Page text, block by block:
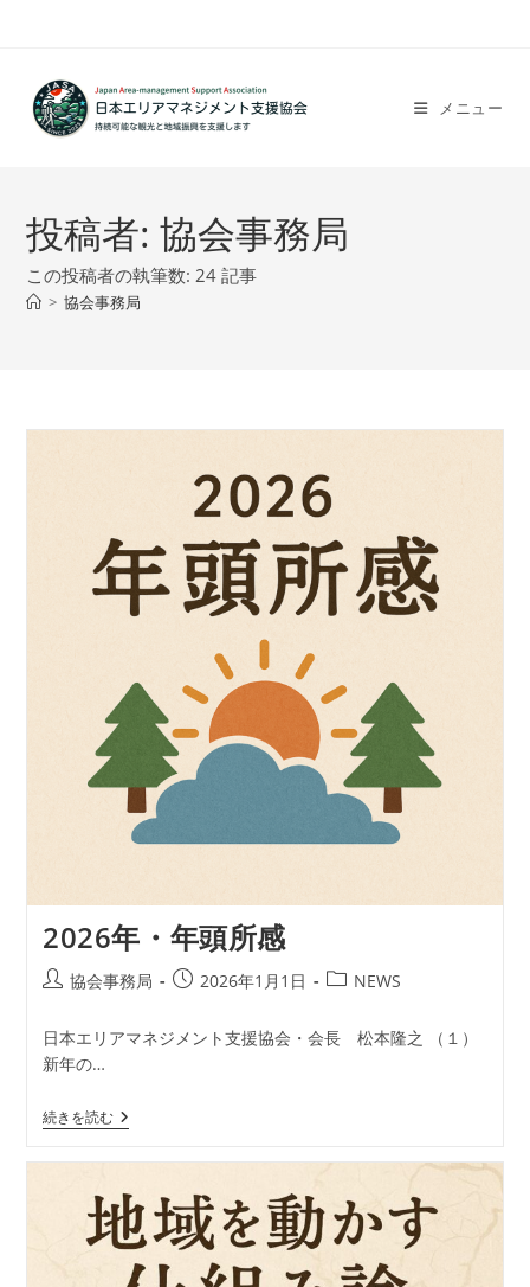
メニュー
投稿者:協会事務局
この投稿者の執筆数: 24 記事
> 協会事務局
2026年・年頭所感
投
者:
協会事務局
投
公
2026年1月1日
投
カ
NEWS
日本エリアマネジメント支援協会・会長 松本隆之 （１）
新年の…
続きを読む2026
年・
所
感